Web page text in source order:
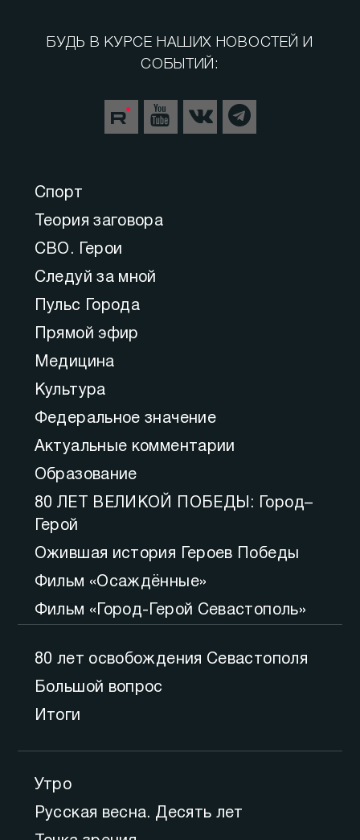
80 лет освобождения Севастополя
Большой вопрос
Итоги
Утро
Русская весна. Десять лет
Спорт
Теория заговора
СВО. Герои
Следуй за мной
Пульс Города
Прямой эфир
Медицина
Культура
Федеральное значение
Актуальные комментарии
Образование
80 ЛЕТ ВЕЛИКОЙ ПОБЕДЫ: Город–
Герой
Ожившая история Героев Победы
Фильм «Осаждённые»
Фильм «Город-Герой Севастополь»
БУДЬ В КУРСЕ НАШИХ НОВОСТЕЙ И
СОБЫТИЙ: